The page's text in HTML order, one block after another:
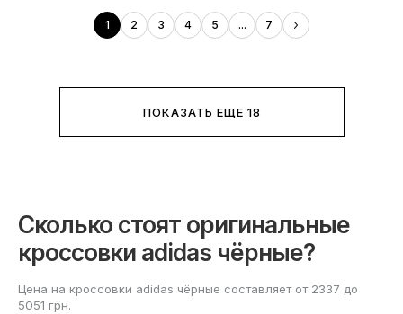
1 2 3 4 5 ... 7
ПОКАЗАТЬ ЕЩЕ 18
Сколько стоят оригинальные
кроссовки adidas чёрные?
Цена на кроссовки adidas чёрные составляет от 2337 до
5051 грн.